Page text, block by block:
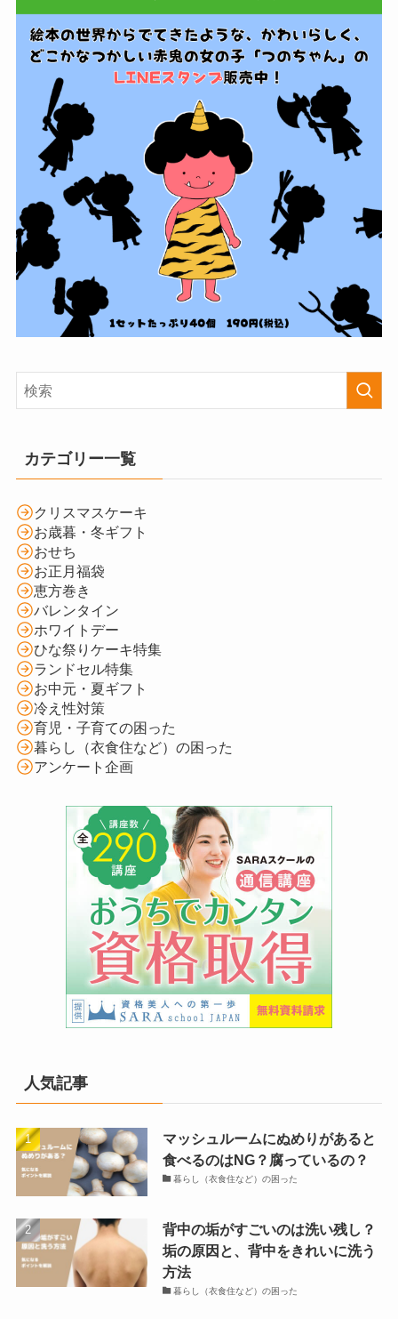
カテゴリー一覧
クリスマスケーキ
お歳暮・冬ギフト
おせち
お正月福袋
恵方巻き
バレンタイン
ホワイトデー
ひな祭りケーキ特集
ランドセル特集
お中元・夏ギフト
冷え性対策
育児・子育ての困った
暮らし（衣食住など）の困った
アンケート企画
人気記事
マッシュルームにぬめりがあると
食べるのはNG？腐っているの？
暮らし（衣食住など）の困った
背中の垢がすごいのは洗い残し？
垢の原因と、背中をきれいに洗う
方法
暮らし（衣食住など）の困った